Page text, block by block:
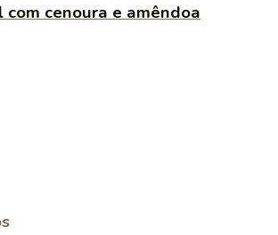
cenoura e amêndoa